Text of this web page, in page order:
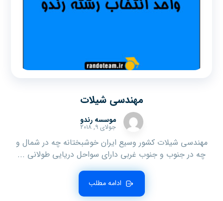
مهندسی شیلات
موسسه رندو
جولای ۹, ۲۰۱۸
مهندسی شیلات کشور وسیع ایران خوشبختانه چه در شمال و
چه در جنوب و جنوب غربی دارای سواحل دریایی طولانی ...
ادامه مطلب